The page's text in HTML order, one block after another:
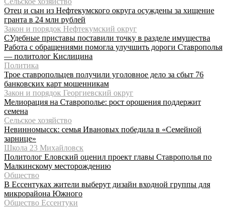
Отец и сын из Нефтекумского округа осуждены за хищение
гранта в 24 млн рублей
Закон и порядок Нефтекумский округ
СУдебные приставы поставили точку в разделе имущества
Работа с обращениями помогла улучшить дороги Ставрополья
— политолог Кислицина
Политика
Трое ставропольцев получили уголовное дело за сбыт 76
банковских карт мошенникам
Закон и порядок Георгиевский округ
Мелиорация на Ставрополье: рост орошения поддержит
семена
Сельское хозяйство
Невинномысск: семья Ивановых победила в «Семейной
зарнице»
Школа 23 Михайловск
Политолог Еловский оценил проект главы Ставрополья по
Малкинскому месторождению
Общество
В Ессентуках жители выберут дизайн входной группы для
микрорайона Южного
Общество Ессентуки